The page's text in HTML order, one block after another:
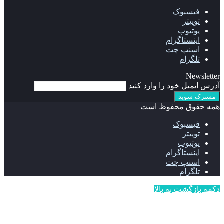
فیسبوک
توییتر
یوتیوب
اینستاگرام
اسنپ چت
تلگرام
Newsletter
آدرس ایمیل خود را وارد کنید
همه حقوق محفوظ است
فیسبوک
توییتر
یوتیوب
اینستاگرام
اسنپ چت
تلگرام
دکمه بازگشت به بالا